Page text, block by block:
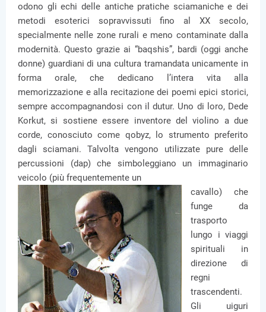
odono gli echi delle antiche pratiche sciamaniche e dei
metodi esoterici sopravvissuti fino al XX secolo,
specialmente nelle zone rurali e meno contaminate dalla
modernità. Questo grazie ai “baqshis”, bardi (oggi anche
donne) guardiani di una cultura tramandata unicamente in
forma orale, che dedicano l’intera vita alla
memorizzazione e alla recitazione dei poemi epici storici,
sempre accompagnandosi con il dutur. Uno di loro, Dede
Korkut, si sostiene essere inventore del violino a due
corde, conosciuto come qobyz, lo strumento preferito
dagli sciamani. Talvolta vengono utilizzate pure delle
percussioni (dap) che simboleggiano un immaginario
veicolo (più frequentemente un
cavallo) che
funge da
trasporto
lungo i viaggi
spirituali in
direzione di
regni
trascendenti.
Gli uiguri